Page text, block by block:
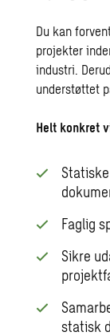
Du kan
projekter
industri.
understøttet
Helt konkret
Faglig
Sikre
statisk